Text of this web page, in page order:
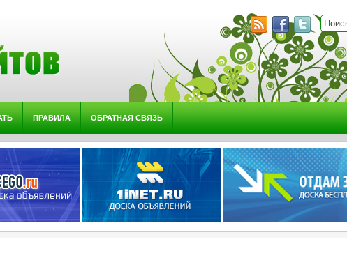
ПРАВИЛА ОБРАТНАЯ СВЯЗЬ